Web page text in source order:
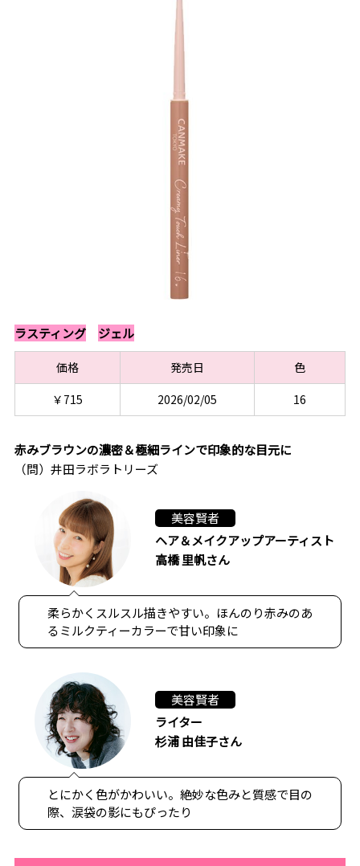
ラスティング ジェル
価格 発売日
色
￥715
2026/02/05 16
赤みブラウンの濃密＆極細ラインで印象的な目元に
（問）井田ラボラトリーズ
美容賢者
ヘア＆メイクアップアーティスト
高橋 里帆さん
柔らかくスルスル描きやすい。ほんのり赤みのあ
るミルクティーカラーで甘い印象に
美容賢者
ライター
杉浦 由佳子さん
とにかく色がかわいい。絶妙な色みと質感で目の
際、涙袋の影にもぴったり